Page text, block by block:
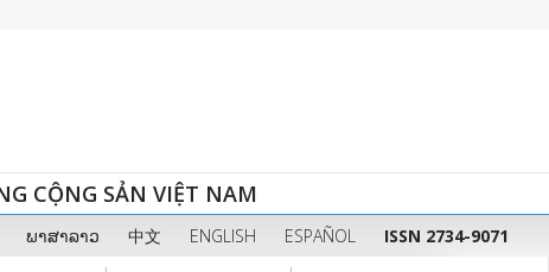
CỘNG SẢN VIỆT NAM
ພາສາລາວ 中文 ENGLISH ESPAÑOL ISSN 2734-9071